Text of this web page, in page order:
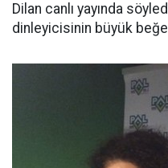
Dilan canlı yayında
dinleyicisinin büyük